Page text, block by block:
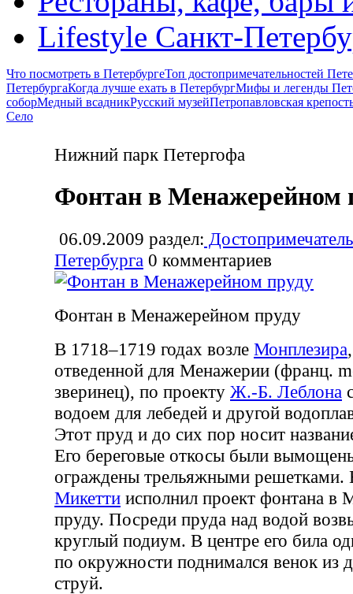
Lifestyle Санкт-
Что посмотреть в ПетербургеТоп достопримечательностей
ПетербургаКогда лучше ехать в ПетербургМифы и легенды
соборМедный всадникРусский музейПетропавловская
Село
Нижний парк Петергофа
Фонтан в Менажерейном
06.09.2009 раздел:
Петербурга 0 комментариев
Фонтан в Менажерейном пруду
В 1718–1719 годах возле Монплезира
отведенной для Менажерии (франц.
зверинец), по проекту Ж.-Б. Леблона
водоем для лебедей и другой
Этот пруд и до сих пор носит
Его береговые откосы были
ограждены трельяжными решетками.
Микетти исполнил проект фонтана в
пруду. Посреди пруда над водой
круглый подиум. В центре его била
по окружности поднимался венок из
струй.